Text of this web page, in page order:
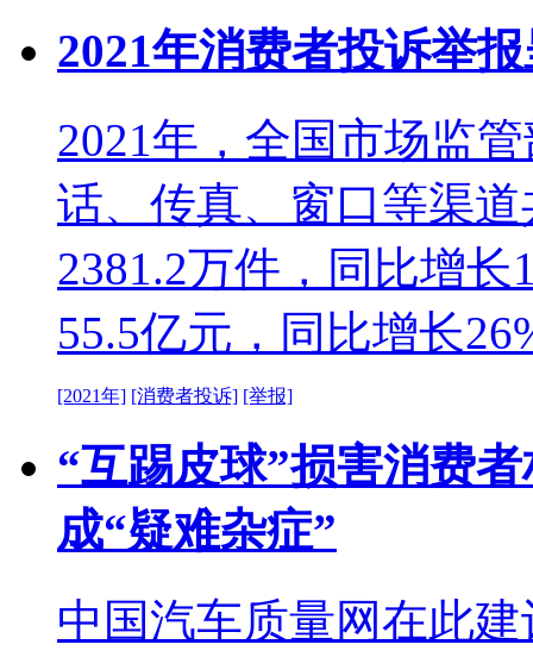
2021年消费者投诉举
2021年，全国市场监
话、传真、窗口等渠
2381.2万件，同比增
55.5亿元，同比增长
[2021年] [消费者投诉] [举报]
“互踢皮球”损害消费
成“疑难杂症”
中国汽车质量网在此